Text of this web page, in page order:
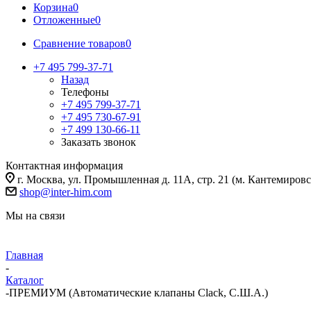
Корзина0
Отложенные0
Сравнение товаров0
+7 495 799-37-71
Назад
Телефоны
+7 495 799-37-71
+7 495 730-67-91
+7 499 130-66-11
Заказать звонок
Контактная информация
г. Москва, ул. Промышленная д. 11А, стр. 21 (м.
shop@inter-him.com
Мы на связи
Главная
-
Каталог
-ПРЕМИУМ (Автоматические клапаны Clack, С.Ш.А.)